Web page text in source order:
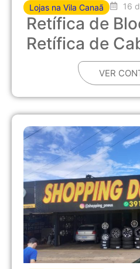
Lojas na Vila Canaã 16
Retífica de
Retífica de
VER